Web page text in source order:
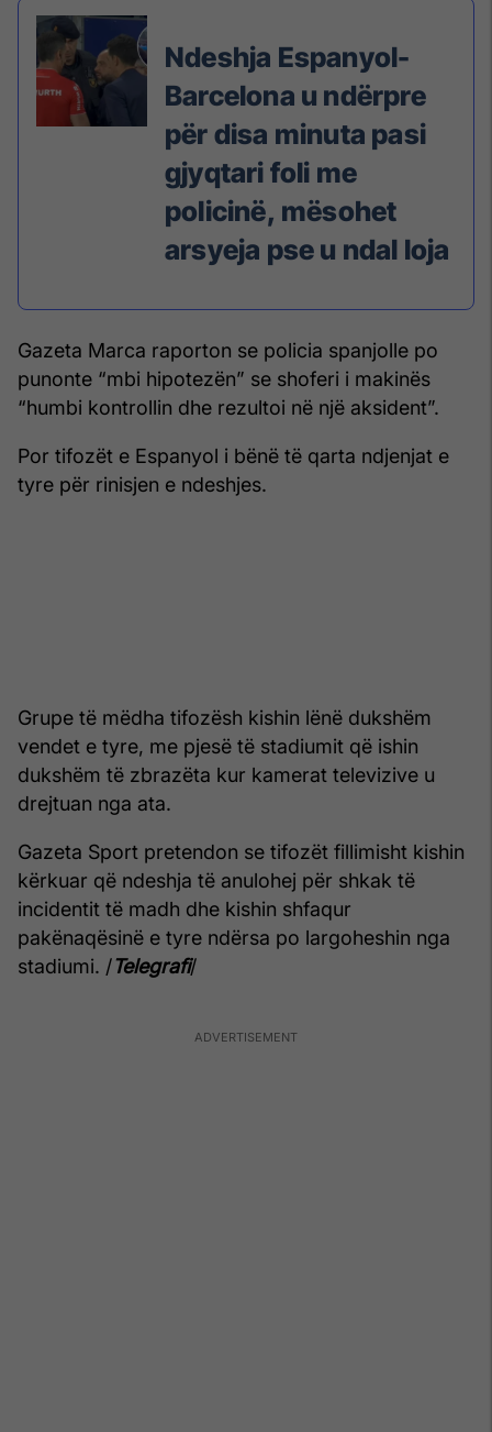
Ndeshja Espanyol-
Barcelona u ndërpre
për disa minuta pasi
gjyqtari foli me
policinë, mësohet
arsyeja pse u ndal loja
Gazeta Marca raporton se policia spanjolle po
punonte “mbi hipotezën” se shoferi i makinës
“humbi kontrollin dhe rezultoi në një aksident”.
Por tifozët e Espanyol i bënë të qarta ndjenjat e
tyre për rinisjen e ndeshjes.
Grupe të mëdha tifozësh kishin lënë dukshëm
vendet e tyre, me pjesë të stadiumit që ishin
dukshëm të zbrazëta kur kamerat televizive u
drejtuan nga ata.
Gazeta Sport pretendon se tifozët fillimisht kishin
kërkuar që ndeshja të anulohej për shkak të
incidentit të madh dhe kishin shfaqur
pakënaqësinë e tyre ndërsa po largoheshin nga
stadiumi. /Telegrafi/